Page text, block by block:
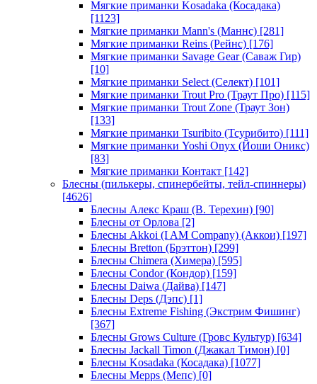
Мягкие приманки Kosadaka (Косадака)
[1123]
Мягкие приманки Mann's (Маннс) [281]
Мягкие приманки Reins (Рейнс) [176]
Мягкие приманки Savage Gear (Саваж Гир)
[10]
Мягкие приманки Select (Селект) [101]
Мягкие приманки Trout Pro (Траут Про) [115]
Мягкие приманки Trout Zone (Траут Зон)
[133]
Мягкие приманки Tsuribito (Тсурибито) [111]
Мягкие приманки Yoshi Onyx (Йоши Оникс)
[83]
Мягкие приманки Контакт [142]
Блесны (пилькеры, спинербейты, тейл-спиннеры)
[4626]
Блесны Алекс Краш (В. Терехин) [90]
Блесны от Орлова [2]
Блесны Akkoi (I AM Company) (Аккои) [197]
Блесны Bretton (Брэттон) [299]
Блесны Chimera (Химера) [595]
Блесны Condor (Кондор) [159]
Блесны Daiwa (Дайва) [147]
Блесны Deps (Дэпс) [1]
Блесны Extreme Fishing (Экстрим Фишинг)
[367]
Блесны Grows Culture (Гровс Культур) [634]
Блесны Jackall Timon (Джакал Тимон) [0]
Блесны Kosadaka (Косадака) [1077]
Блесны Mepps (Мепс) [0]